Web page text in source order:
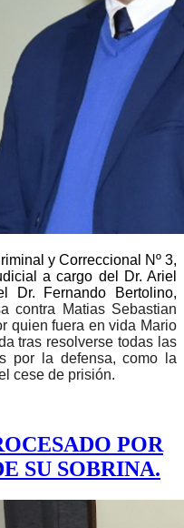
y Correccional Nº 3,
a cargo del Dr. Ariel
Dr. Fernando Bertolino,
contra Matias Sebastian
quien fuera en vida Mario
tras resolverse todas las
por la defensa, como la
cese de prisión.
POR
SU SOBRINA.